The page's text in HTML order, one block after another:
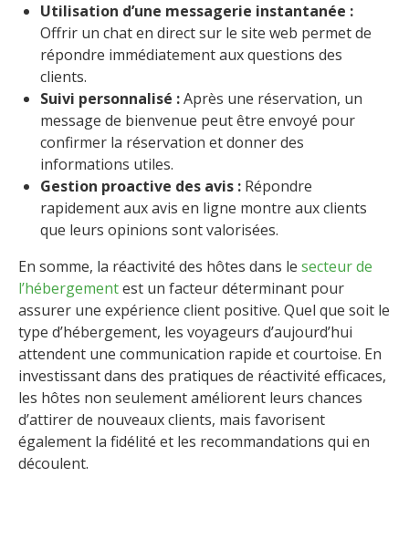
Utilisation d’une messagerie instantanée :
Offrir un chat en direct sur le site web permet de
répondre immédiatement aux questions des
clients.
Suivi personnalisé :Après une réservation, un
message de bienvenue peut être envoyé pour
confirmer la réservation et donner des
informations utiles.
Gestion proactive des avis : Répondre
rapidement aux avis en ligne montre aux clients
que leurs opinions sont valorisées.
En somme, la réactivité des hôtes dans le secteur de
l’hébergementest un facteur déterminant pour
assurer une expérience client positive. Quel que soit le
type d’hébergement, les voyageurs d’aujourd’hui
attendent une communication rapide et courtoise. En
investissant dans des pratiques de réactivité efficaces,
les hôtes non seulement améliorent leurs chances
d’attirer de nouveaux clients, mais favorisent
également la fidélité et les recommandations qui en
découlent.